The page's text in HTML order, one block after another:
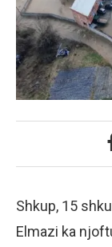
Shkup, 15
Elmazi ka